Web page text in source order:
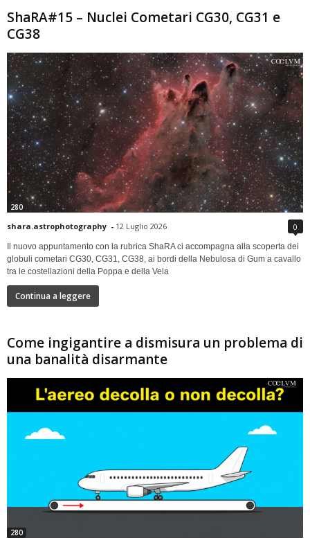
ShaRA#15 – Nuclei Cometari CG30, CG31 e
CG38
280
shara.astrophotography - 12 Luglio 2026 0
Il nuovo appuntamento con la rubrica ShaRA ci accompagna alla scoperta dei
globuli cometari CG30, CG31, CG38, ai bordi della Nebulosa di Gum a cavallo
tra le costellazioni della Poppa e della Vela
Continua a leggere
Come ingigantire a dismisura un problema di
una banalità disarmante
280